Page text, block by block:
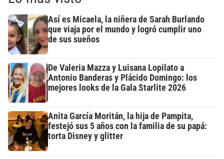
Así es Micaela, la niñera de Sarah Burlando
que viaja por el mundo y logró cumplir uno
de sus sueños
De Valeria Mazza y Luisana Lopilato a
Antonio Banderas y Plácido Domingo: los
mejores looks de la Gala Starlite 2026
Anita García Moritán, la hija de Pampita,
festejó sus 5 años con la familia de su papá:
torta Disney y glitter